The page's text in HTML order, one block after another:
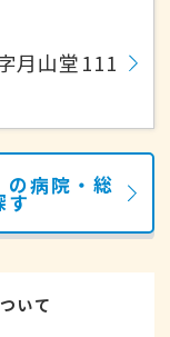
月山堂111
の病院・総
す
いて